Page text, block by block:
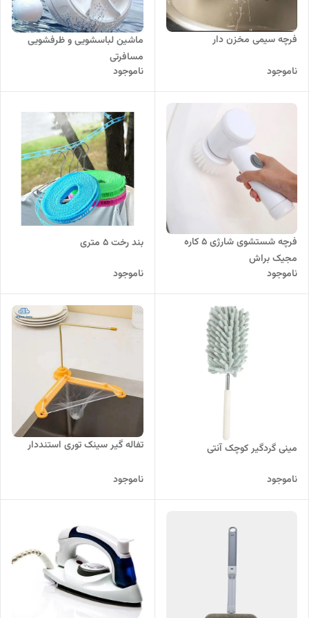
فرچه سیمی مخزن دار
ناموجود
ماشین لباسشویی و ظرفشویی
مسافرتی
ناموجود
فرچه شستشوی شارژی 5 کاره
مجیک براش
ناموجود
بند رخت ۵ متری
ناموجود
مینی گردگیر کوچک آنتی
ناموجود
تفاله گیر سینک توری استنددار
ناموجود